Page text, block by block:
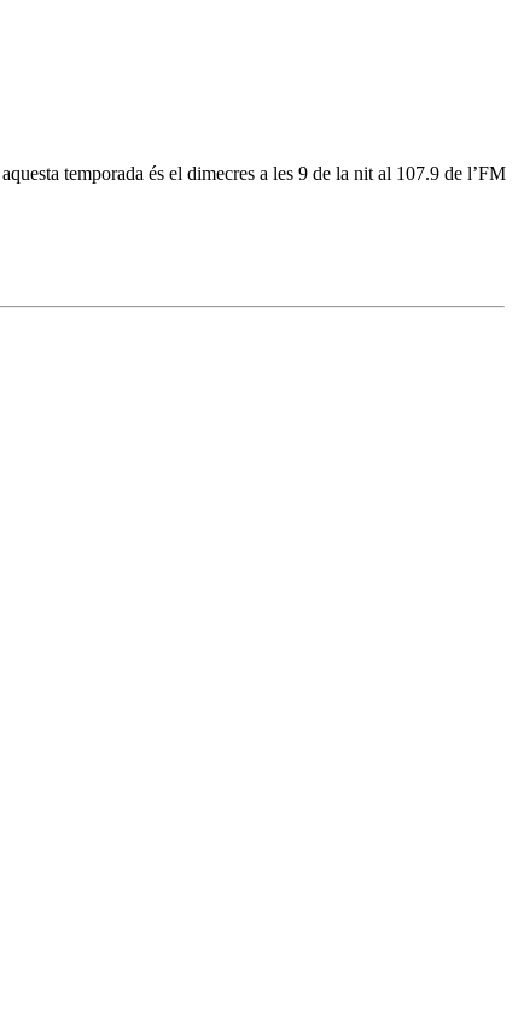
temporada és el dimecres a les 9 de la nit al 107.9 de l’FM